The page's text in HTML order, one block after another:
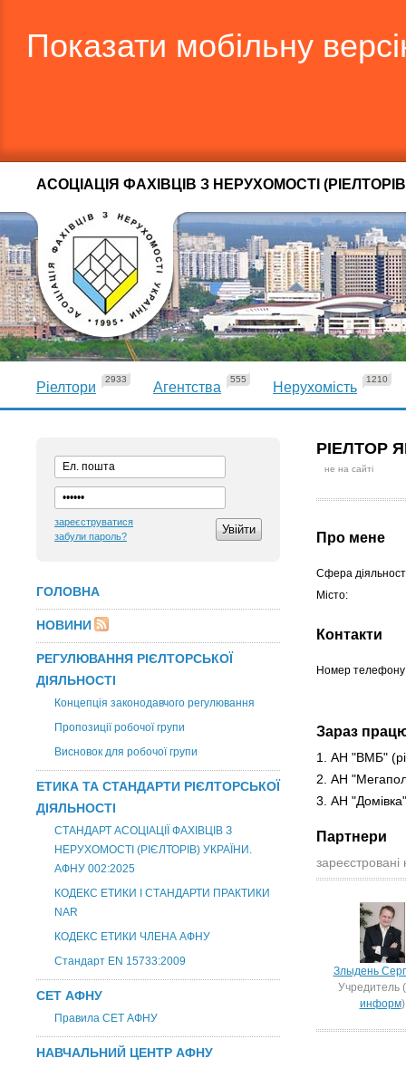
Показати мобільну
АСОЦІАЦІЯ ФАХІВЦІВ З НЕРУХОМОСТІ
Ріелтори
2933
Агентства
555
Нерухомість
1210
зареєструватися
забули пароль?
ГОЛОВНА
НОВИНИ
РЕГУЛЮВАННЯ РІЄЛТОРСЬКОЇ
ДІЯЛЬНОСТІ
Концепція законодавчого регулювання
Пропозиції робочої групи
Висновок для робочої групи
ЕТИКА ТА СТАНДАРТИ РІЄЛТОРСЬКОЇ
ДІЯЛЬНОСТІ
СТАНДАРТ АСОЦІАЦІЇ ФАХІВЦІВ З
НЕРУХОМОСТІ (РІЄЛТОРІВ) УКРАЇНИ.
АФНУ 002:2025
КОДЕКС ЕТИКИ І СТАНДАРТИ ПРАКТИКИ
NAR
КОДЕКС ЕТИКИ ЧЛЕНА АФНУ
Стандарт EN 15733:2009
СЕТ АФНУ
Правила СЕТ АФНУ
НАВЧАЛЬНИЙ ЦЕНТР АФНУ
РІЕЛТОР
не на сайті
Про мене
Сфера
Місто:
Контакти
Номер
Зараз
1. АН "ВМБ"
2. АН
3. АН
Партнери
зареєстровані
Злыдень
Учредитель (
информ)